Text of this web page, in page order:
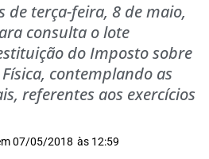
de terça-feira, 8 de maio,
consulta o lote
do Imposto sobre
contemplando as
referentes aos exercícios
07/05/2018 às 12:59